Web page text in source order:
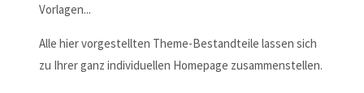
Vorlagen...
Alle hier vorgestellten Theme-Bestandteile lassen sich
zu Ihrer ganz individuellen Homepage zusammenstellen.